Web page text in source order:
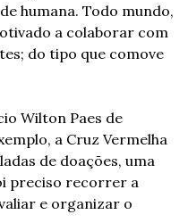
humana. Todo mundo,
a colaborar com
do tipo que comove
Wilton Paes de
a Cruz Vermelha
de doações, uma
preciso recorrer a
e organizar o